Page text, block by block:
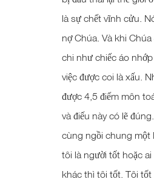
là sự chết vĩnh cửu.
nợ Chúa. Và khi
chi như chiếc áo
việc được coi là xấu.
được 4,5 điếm môn
và điếu này có lẽ
cùng ngồi chung một
tôi là người tốt hoặc
khác thì tôi tốt. Tôi